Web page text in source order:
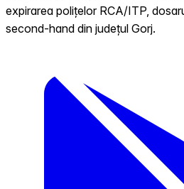
expirarea polițelor RCA/ITP,
second-hand din județul Gorj.